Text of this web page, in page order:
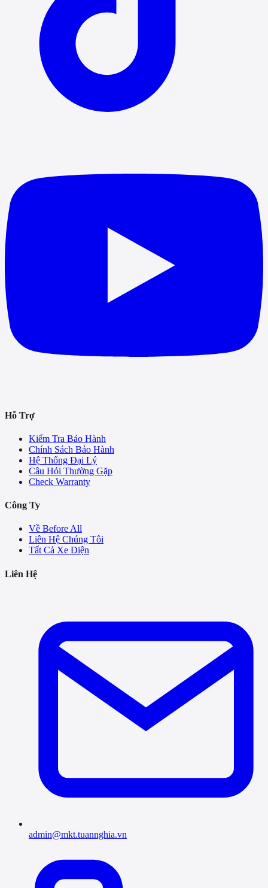
Hỗ Trợ
Kiểm Tra Bảo Hành
Chính Sách Bảo Hành
Hệ Thống Đại Lý
Câu Hỏi Thường Gặp
Check Warranty
Công Ty
Về Before All
Liên Hệ Chúng Tôi
Tất Cả Xe Điện
Liên Hệ
admin@mkt.tuannghia.vn